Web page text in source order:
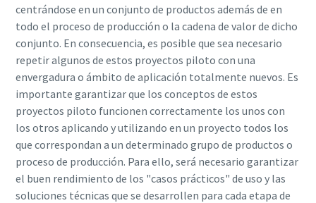
¿Ha llegado el momento de calibrar?
Asegure su calidad y reduzca los defectos mediante la
calibración de herramientas y la calibración acreditada de
garantía de calidad.​
Calibre ahora sus herramientas correctamente.
Momentum Talks
Descubra las charlas inspiradoras y atractivas de Atlas
Copco
centrándose en un conjunto de productos además de en
todo el proceso de producción o la cadena de valor de dicho
conjunto. En consecuencia, es posible que sea necesario
repetir algunos de estos proyectos piloto con una
envergadura o ámbito de aplicación totalmente nuevos. Es
importante garantizar que los conceptos de estos
proyectos piloto funcionen correctamente los unos con
los otros aplicando y utilizando en un proyecto todos los
que correspondan a un determinado grupo de productos o
proceso de producción. Para ello, será necesario garantizar
el buen rendimiento de los "casos prácticos" de uso y las
soluciones técnicas que se desarrollen para cada etapa de